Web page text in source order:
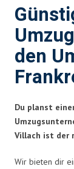
den
Du planst
Villach ist der
Wir bieten dir